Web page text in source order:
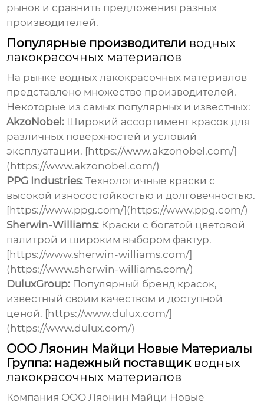
рынок и сравнить предложения разных
производителей.
Популярные производители водных
лакокрасочных материалов
На рынке водных лакокрасочных материалов
представлено множество производителей.
Некоторые из самых популярных и известных:
AkzoNobel: Широкий ассортимент красок для
различных поверхностей и условий
эксплуатации. [https://www.akzonobel.com/]
(https://www.akzonobel.com/)
PPG Industries: Технологичные краски с
высокой износостойкостью и долговечностью.
[https://www.ppg.com/](https://www.ppg.com/)
Sherwin-Williams: Краски с богатой цветовой
палитрой и широким выбором фактур.
[https://www.sherwin-williams.com/]
(https://www.sherwin-williams.com/)
DuluxGroup: Популярный бренд красок,
известный своим качеством и доступной
ценой. [https://www.dulux.com/]
(https://www.dulux.com/)
ООО Ляонин Майци Новые Материалы
Группа: надежный поставщик водных
лакокрасочных материалов
Компания ООО Ляонин Майци Новые